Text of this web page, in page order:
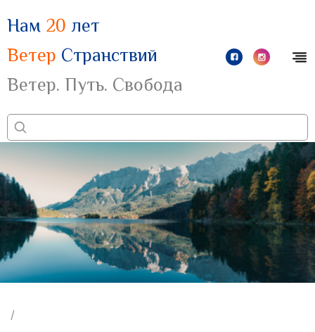
Нам 20 лет
Ветер Странствий
Ветер. Путь. Свобода
/